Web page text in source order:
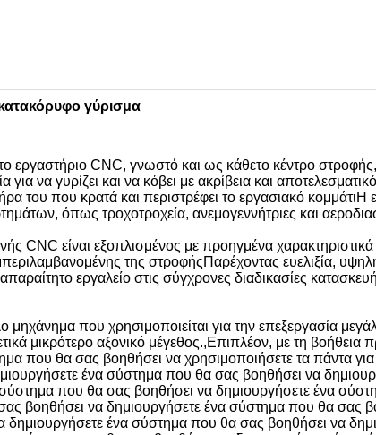
γύρισμα
εργαστήριο CNC, γνωστό και ως κάθετο κέντρο
να γυρίζει και να κόβει με ακρίβεια και
του που κρατά και περιστρέφει το εργασιακό κομμάτιΗ
όπως τροχοτροχεία, ανεμογεννήτριες και
CNC είναι εξοπλισμένος με προηγμένα
της στροφήςΠαρέχοντας ευελιξία,
εργαλείο στις σύγχρονες διαδικασίες
μηχάνημα που χρησιμοποιείται για την επεξεργασία
μικρότερο αξονικό μέγεθος.,Επιπλέον, με τη βοήθεια
που θα σας βοηθήσει να χρησιμοποιήσετε τα πάντα
ένα σύστημα που θα σας βοηθήσει να
που θα σας βοηθήσει να δημιουργήσετε ένα
βοηθήσει να δημιουργήσετε ένα σύστημα που θα σας
ένα σύστημα που θα σας βοηθήσει να